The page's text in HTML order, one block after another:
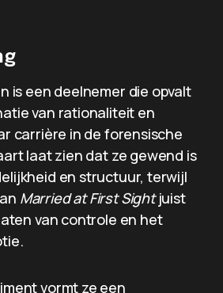
is een deelnemer die opvalt
van rationaliteit en
carrière in de forensische
laat zien dat ze gewend is
en structuur, terwijl
Married at First Sightjuist
van controle en het
vormt ze een